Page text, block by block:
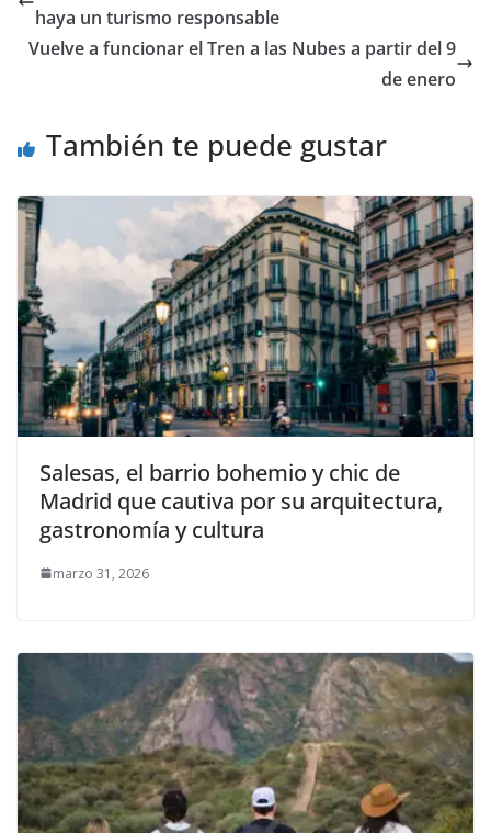
haya un turismo responsable
Vuelve a funcionar el Tren a las Nubes a partir del 9
de enero
También te puede gustar
Salesas, el barrio bohemio y chic de
Madrid que cautiva por su arquitectura,
gastronomía y cultura
marzo 31, 2026